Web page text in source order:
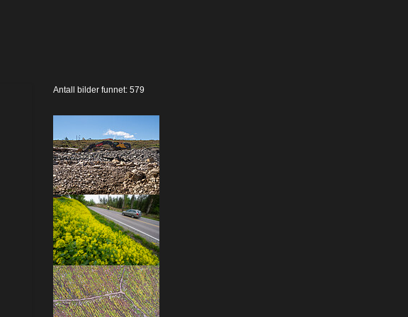
Antall bilder funnet: 579